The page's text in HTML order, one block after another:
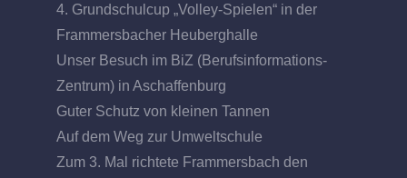
4. Grundschulcup „Volley-Spielen“ in der
Frammersbacher Heuberghalle
Unser Besuch im BiZ (Berufsinformations-
Zentrum) in Aschaffenburg
Guter Schutz von kleinen Tannen
Auf dem Weg zur Umweltschule
Zum 3. Mal richtete Frammersbach den